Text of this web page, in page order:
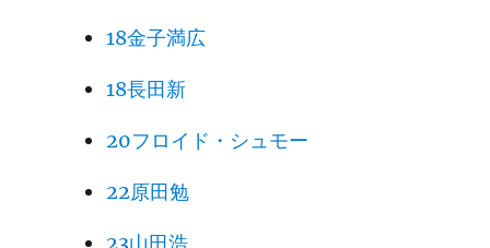
18金子満広
18長田新
20フロイド・シュモー
22原田勉
23山田浩